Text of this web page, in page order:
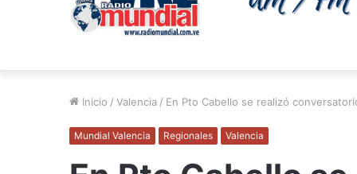
Inicio / Valencia / En Pto Cabello se realizó
Mundial Valencia Regionales Valencia